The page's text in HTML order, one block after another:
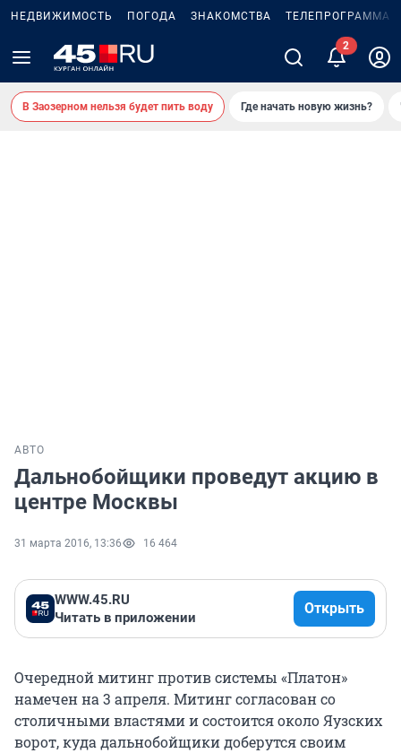
НЕДВИЖИМОСТЬ ПОГОДА ЗНАКОМСТВА ТЕЛЕПРОГРАММА
В Заозерном нельзя будет пить воду Где начать новую жизнь?
АВТО
Дальнобойщики проведут акцию в
центре Москвы
31 марта 2016, 13:36 16 464
WWW.45.RU
Читать в приложении
Открыть
Очередной митинг против системы «Платон»
намечен на 3 апреля. Митинг согласован со
столичными властями и состоится около Яузских
ворот, куда дальнобойщики доберутся своим